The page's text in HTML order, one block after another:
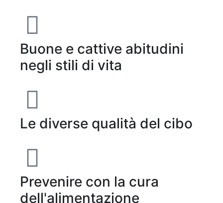
Buone e cattive abitudini
negli stili di vita
Le diverse qualità del cibo
Prevenire con la cura
dell'alimentazione